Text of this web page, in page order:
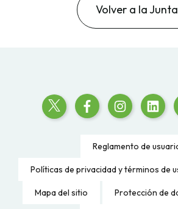
Volver a la Junta
Reglamento de
Políticas de privacidad y términos de
Mapa del sitio Protección de